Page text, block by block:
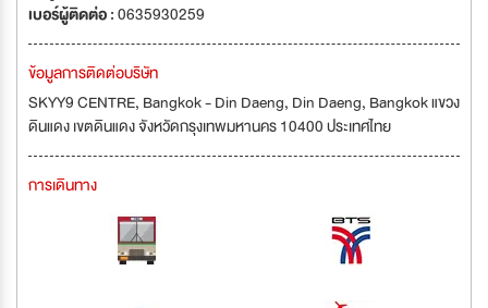
เบอร์ผู้ติดต่อ :0635930259
ข้อมูลการติดต่อบริษัท
SKYY9 CENTRE, Bangkok - Din Daeng, Din Daeng, Bangkok แขวง
ดินแดง เขตดินแดง จังหวัดกรุงเทพมหานคร 10400 ประเทศไทย
การเดินทาง